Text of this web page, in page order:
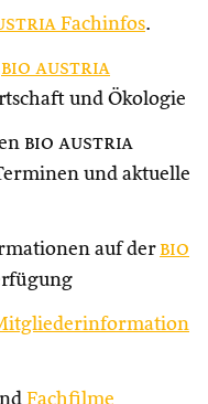
Fachinfos.
bio austria
und Ökologie
bio austria
und aktuelle
auf der bio